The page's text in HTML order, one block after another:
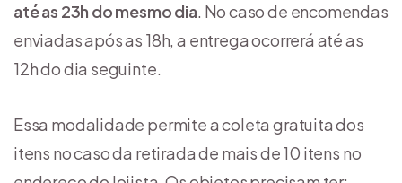
até as 23h do mesmo dia. No caso de encomendas
enviadas após as 18h, a entrega ocorrerá até as
12h do dia seguinte.
Essa modalidade permite a coleta gratuita dos
itens no caso da retirada de mais de 10 itens no